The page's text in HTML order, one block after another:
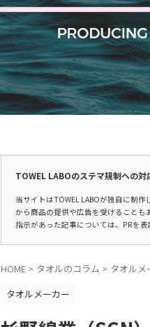
TOWEL LABOのステマ規制への対
当サイトはTOWEL LABOが独自に制
から商品の提供や広告を受けること
指示があった記事については、PRを
HOME > タオルのコラム > タオルメ
タオルメーカー